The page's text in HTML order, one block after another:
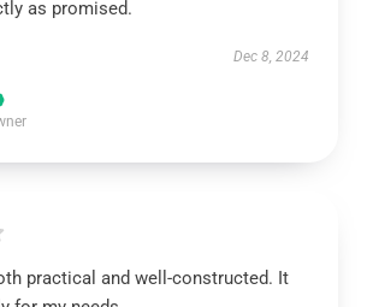
as promised.
Dec 8, 2024
practical and well-constructed. It